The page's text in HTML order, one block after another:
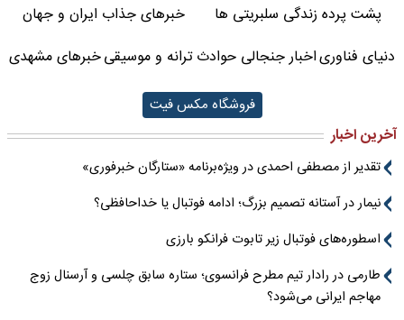
پشت پرده زندگی سلبریتی ها
خبرهای جذاب ایران و جهان
دنیای فناوریاخبار جنجالی حوادثترانه و موسیقیخبرهای مشهدی
فروشگاه مکس فیت
آخرین اخبار
تقدیر از مصطفی احمدی در ویژه‌برنامه «ستارگان خبرفوری»
نیمار در آستانه تصمیم بزرگ؛ ادامه فوتبال یا خداحافظی؟
اسطوره‌های فوتبال زیر تابوت فرانکو بارزی
طارمی در رادار تیم مطرح فرانسوی؛ ستاره سابق چلسی و آرسنال زوج
مهاجم ایرانی می‌شود؟